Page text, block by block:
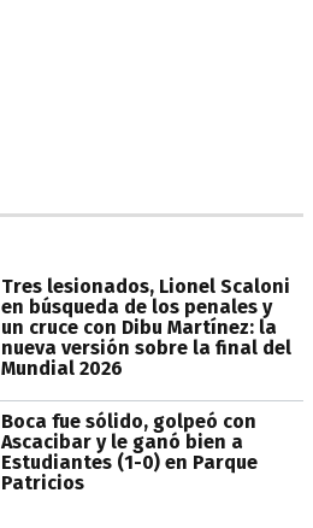
Tres lesionados, Lionel Scaloni
en búsqueda de los penales y
un cruce con Dibu Martínez: la
nueva versión sobre la final del
Mundial 2026
Boca fue sólido, golpeó con
Ascacibar y le ganó bien a
Estudiantes (1-0) en Parque
Patricios